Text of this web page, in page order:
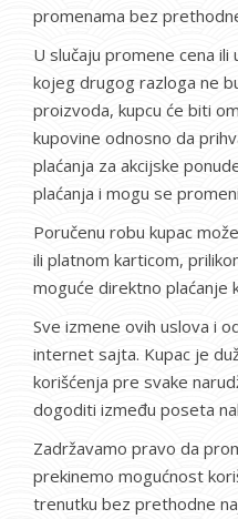
promenama bez
U slučaju promene cena ili
kojeg drugog razloga ne
proizvoda, kupcu će biti
kupovine odnosno da
plaćanja za akcijske
plaćanja i mogu se
Poručenu robu kupac
ili platnom karticom,
moguće direktno plaćanje
Sve izmene ovih uslova i
internet sajta. Kupac je
korišćenja pre svake
dogoditi između poseta
Zadržavamo pravo da
prekinemo mogućnost
trenutku bez prethodne